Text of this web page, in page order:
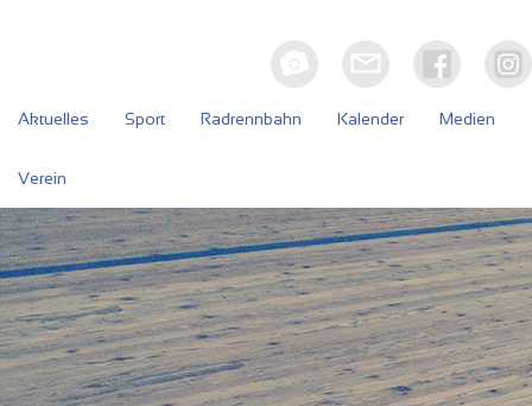
Aktuelles Sport Radrennbahn Kalender Medien
Verein